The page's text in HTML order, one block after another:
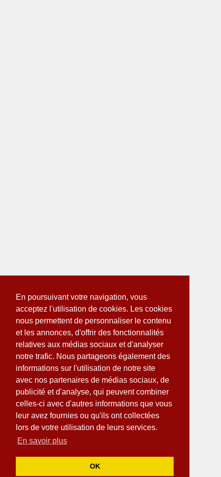
En poursuivant votre navigation, vous
acceptez l'utilisation de cookies. Les cookies
nous permettent de personnaliser le contenu
et les annonces, d'offrir des fonctionnalités
relatives aux médias sociaux et d'analyser
notre trafic. Nous partageons également des
informations sur l'utilisation de notre site
avec nos partenaires de médias sociaux, de
publicité et d'analyse, qui peuvent combiner
celles-ci avec d'autres informations que vous
leur avez fournies ou qu'ils ont collectées
lors de votre utilisation de leurs services.
En savoir plus
OK